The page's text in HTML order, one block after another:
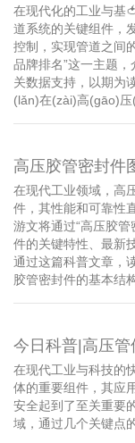
在现代化的工业与基
道系统的关键组件，
控制，实现管道之间
品牌排名”这一主题
关数据支持，以期为
(lǎn)在(zài)高(gāo)
高压胶管密封件
在现代工业领域，高
件，其性能和可靠性
游文将通过“高压胶
件的关键特性、最新
通过这篇科普文章，
胶管密封件的基本结
今日科普|高压
在现代工业与科技的
体的重要组件，其应
安全起到了至关重要
域，通过几个关键点